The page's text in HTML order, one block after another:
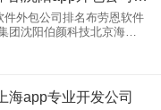
外包公司排名布劳恩软件
团沈阳伯颜科技北京海辉
江大学网新杭州奥博田杰
京福瑞博德深圳信必优北
海app专业开发公司